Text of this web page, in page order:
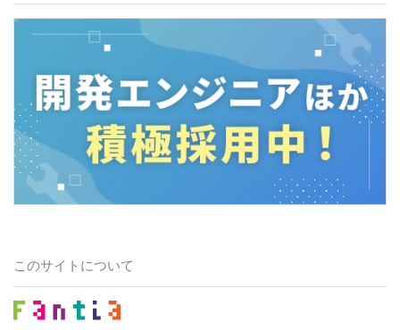
このサイトについて